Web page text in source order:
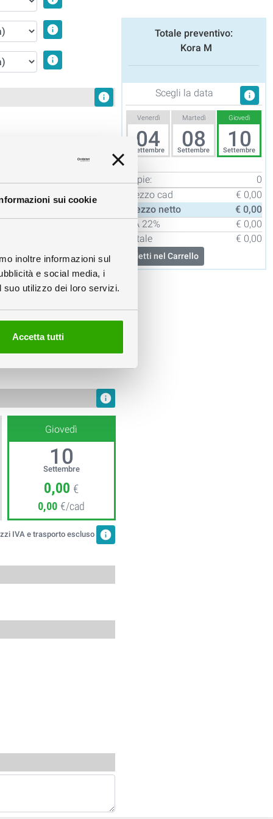
sui cookie
inoltre informazioni sul
e social media, i
suo utilizzo dei loro servizi.
Accetta tutti
info
info
info
Rendering 3D
info
Giovedì
10
Settembre
0,00 €
0,00 €/cad
IVA e trasporto escluso info
Totale preventivo:
Kora M
Scegli la data info
Venerdì
04
Settembre
Martedì
08
Settembre
Giovedì
10
Settembre
Copie:
0
Prezzo cad
€ 0,00
Prezzo netto
€ 0,00
IVA 22%
€ 0,00
Totale
€ 0,00
Metti nel Carrello